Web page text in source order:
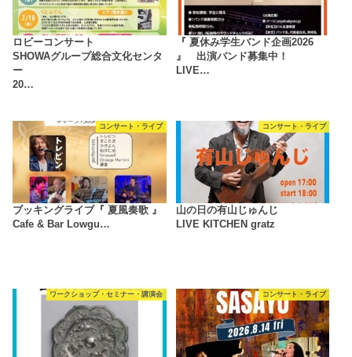
ロビーコンサート
SHOWAグループ総合文化センタ
ー
20…
『 夏休み学生バンド企画2026
』 出演バンド募集中！
LIVE…
コンサート・ライブ
ブッキングライブ『 夏風奏歌 』
Cafe & Bar Lowgu…
コンサート・ライブ
山の日の有山じゅんじ
LIVE KITCHEN gratz
ワークショップ・セミナー・講演会 コンサート・ライブ